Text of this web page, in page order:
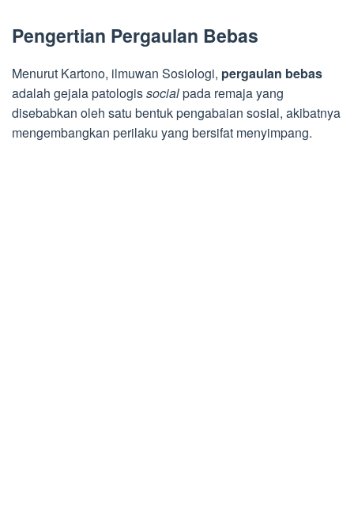
Pengertian Pergaulan Bebas
Menurut Kartono, ilmuwan Sosiologi, pergaulan bebas
adalah gejala patologissocialpada remaja yang
disebabkan oleh satu bentuk pengabaian sosial, akibatnya
mengembangkan perilaku yang bersifat menyimpang.